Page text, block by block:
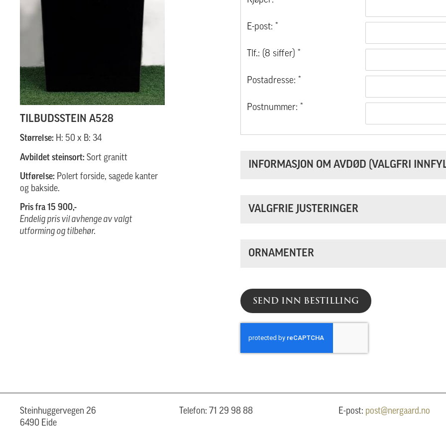
TILBUDSSTEIN A528
Størrelse: H: 50 x B: 34
Avbildet steinsort: Sort granitt
Utførelse: Polert forside, sagede kanter
og bakside.
Pris fra 15 900,-
Endelig pris vil avhenge av valgt
utforming og tilbehør.
E-post: *
Tlf.: (8 siffer) *
Postadresse: *
Postnummer: *
INFORMASJON OM AVDØD (VALGFRI
VALGFRIE JUSTERINGER
ORNAMENTER
SEND INN BESTILLING
Steinhuggervegen 26
6490 Eide
Telefon: 71 29 98 88 E-post: post@nergaard.no